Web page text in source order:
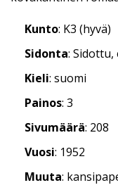
Kunto: K3 (hyvä)
Sidonta:
Kieli: suomi
Painos: 3
Sivumäärä: 208
Vuosi: 1952
Muuta: